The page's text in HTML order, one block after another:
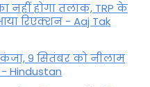
नहीं होगा तलाक, TRP के
रिएक्शन - Aaj Tak
9 सितंबर को नीलाम
- Hindustan